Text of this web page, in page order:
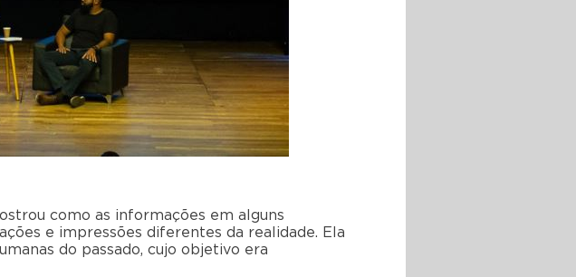
como as informações em alguns
e impressões diferentes da realidade. Ela
do passado, cujo objetivo era